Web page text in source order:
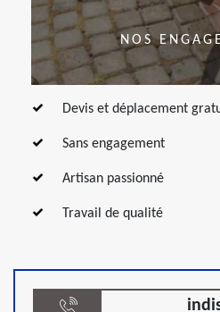
NOS
Devis et déplacement
Sans engagement
Artisan passionné
Travail de qualité